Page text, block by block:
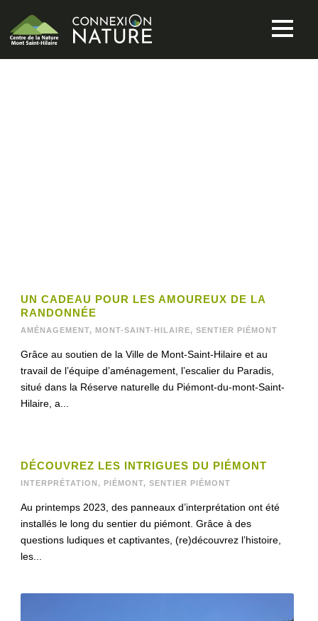
UN CADEAU POUR LES AMOUREUX DE LA
RANDONNÉE
AMÉNAGEMENT, MONT-SAINT-HILAIRE, SENTIER PIÉMONT
Grâce au soutien de la Ville de Mont-Saint-Hilaire et au
travail de l’équipe d’aménagement, l’escalier du Paradis,
situé dans la Réserve naturelle du Piémont-du-mont-Saint-
Hilaire, a...
DÉCOUVREZ LES INTRIGUES DU PIÉMONT
INTERPRÉTATION , PIÉMONT, SENTIER PIÉMONT
Au printemps 2023, des panneaux d’interprétation ont été
installés le long du sentier du piémont. Grâce à des
questions ludiques et captivantes, (re)découvrez l’histoire,
les...